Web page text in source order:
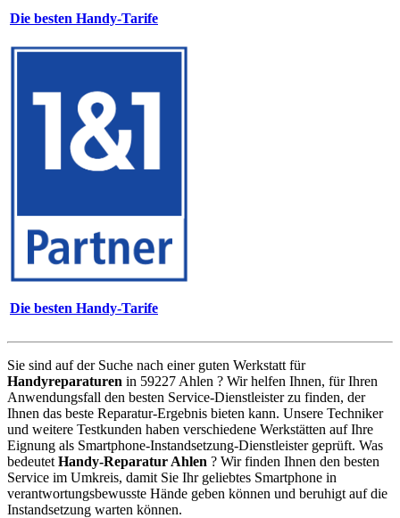
Die besten Handy-Tarife
Die besten Handy-Tarife
Sie sind auf der Suche nach einer guten Werkstatt für
Handyreparaturen in 59227 Ahlen ? Wir helfen Ihnen, für Ihren
Anwendungsfall den besten Service-Dienstleister zu finden, der
Ihnen das beste Reparatur-Ergebnis bieten kann. Unsere Techniker
und weitere Testkunden haben verschiedene Werkstätten auf Ihre
Eignung als Smartphone-Instandsetzung-Dienstleister geprüft. Was
bedeutet Handy-Reparatur Ahlen ? Wir finden Ihnen den besten
Service im Umkreis, damit Sie Ihr geliebtes Smartphone in
verantwortungsbewusste Hände geben können und beruhigt auf die
Instandsetzung warten können.